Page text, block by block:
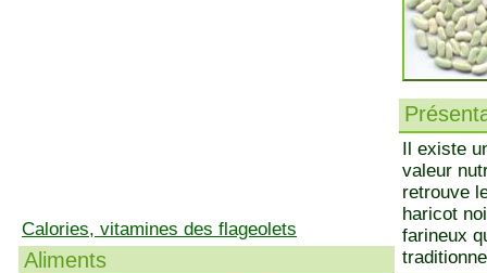
Calories, vitamines des flageolets
Aliments
Il existe
valeur
retrouve
haricot
farineux